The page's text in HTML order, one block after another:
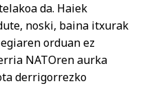
da. Haiek
noski, baina itxurak
orduan ez
NATOren aurka
derrigorrezko